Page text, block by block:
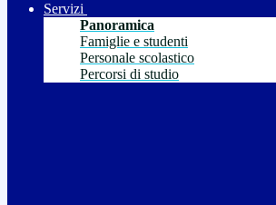
Servizi
Panoramica
Famiglie e studenti
Personale scolastico
Percorsi di studio